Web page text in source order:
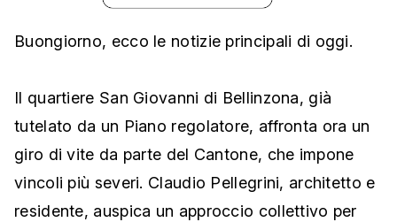
Buongiorno, ecco le notizie principali di oggi.
Il quartiere San Giovanni di Bellinzona, già
tutelato da un Piano regolatore, affronta ora un
giro di vite da parte del Cantone, che impone
vincoli più severi. Claudio Pellegrini, architetto e
residente, auspica un approccio collettivo per